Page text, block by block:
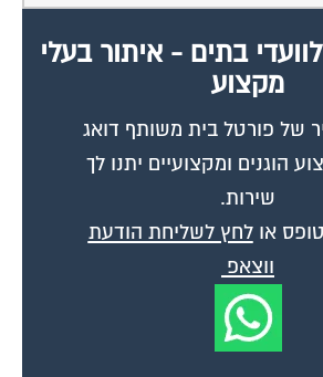
מקצוע
של פורטל בית משותף דואג
הוגנים ומקצועיים יתנו לך
שירות.
אולחץ לשליחת הודעת
ווצאפ